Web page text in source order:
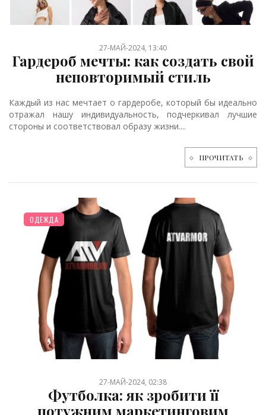
27-МАЙ-2024, 13:40
Гардероб мечты: как создать свой
неповторимый стиль
Каждый из нас мечтает о гардеробе, который бы идеально
отражал нашу индивидуальность, подчеркивал лучшие
стороны и соответствовал образу жизни....
ПРОЧИТАТЬ
ОДЕЖДА
27-МАЙ-2024, 02:38
Футболка: як зробити її
потужним маркетинговим